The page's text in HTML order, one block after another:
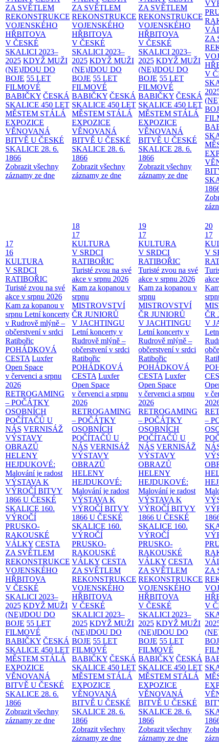
ZA SVĚTLEM
REKONSTRUKCE
VOJENSKÉHO
HŘBITOVA
V ČESKÉ
SKALICI 2023–
2025 KDYŽ MUŽI
(NE)JDOU DO
BOJE 55 LET
FILMOVÉ
BABIČKY ČESKÁ
SKALICE 450 LET
MĚSTEM STÁLÁ
EXPOZICE
VĚNOVANÁ
BITVĚ U ČESKÉ
SKALICE 28. 6.
1866
Zobrazit všechny
záznamy ze dne
ZA SVĚTLEM
REKONSTRUKCE
VOJENSKÉHO
HŘBITOVA
V ČESKÉ
SKALICI 2023–
2025 KDYŽ MUŽI
(NE)JDOU DO
BOJE 55 LET
FILMOVÉ
BABIČKY ČESKÁ
SKALICE 450 LET
MĚSTEM STÁLÁ
EXPOZICE
VĚNOVANÁ
BITVĚ U ČESKÉ
SKALICE 28. 6.
1866
Zobrazit všechny
záznamy ze dne
ZA SVĚTLEM
REKONSTRUKCE
VOJENSKÉHO
HŘBITOVA
V ČESKÉ
SKALICI 2023–
2025 KDYŽ MUŽI
(NE)JDOU DO
BOJE 55 LET
FILMOVÉ
BABIČKY ČESKÁ
SKALICE 450 LET
MĚSTEM STÁLÁ
EXPOZICE
VĚNOVANÁ
BITVĚ U ČESKÉ
SKALICE 28. 6.
1866
Zobrazit všechny
záznamy ze dne
ZA
V
17
16
KULTURA
V SRDCI
RATIBOŘIC
Turisté zvou na své
akce v srpnu 2026
Kam za kopanou v
srpnu Letní koncerty
v Rudrově mlýně –
občerstvení v srdci
Ratibořic
POHÁDKOVÁ
CESTA Luxfer
Open Space
v červenci a srpnu
2026
RETROGAMING
– POČÁTKY
OSOBNÍCH
POČÍTAČŮ U
NÁS VERNISÁŽ
VÝSTAVY
OBRAZŮ
HELENY
HEJDUKOVÉ:
Malování je radost
VÝSTAVA K
VÝROČÍ BITVY
1866 U ČESKÉ
SKALICE 160.
VÝROČÍ
PRUSKO-
RAKOUSKÉ
VÁLKY CESTA
ZA SVĚTLEM
REKONSTRUKCE
VOJENSKÉHO
HŘBITOVA
V ČESKÉ
SKALICI 2023–
2025 KDYŽ MUŽI
(NE)JDOU DO
BOJE 55 LET
FILMOVÉ
BABIČKY ČESKÁ
SKALICE 450 LET
MĚSTEM STÁLÁ
EXPOZICE
VĚNOVANÁ
BITVĚ U ČESKÉ
SKALICE 28. 6.
1866
Zobrazit všechny
záznamy ze dne
18
17
KULTURA
V SRDCI
RATIBOŘIC
Turisté zvou na své
akce v srpnu 2026
Kam za kopanou v
srpnu
MISTROVSTVÍ
ČR JUNIORŮ
V JACHTINGU
Letní koncerty v
Rudrově mlýně –
občerstvení v srdci
Ratibořic
POHÁDKOVÁ
CESTA Luxfer
Open Space
v červenci a srpnu
2026
RETROGAMING
– POČÁTKY
OSOBNÍCH
POČÍTAČŮ U
NÁS VERNISÁŽ
VÝSTAVY
OBRAZŮ
HELENY
HEJDUKOVÉ:
Malování je radost
VÝSTAVA K
VÝROČÍ BITVY
1866 U ČESKÉ
SKALICE 160.
VÝROČÍ
PRUSKO-
RAKOUSKÉ
VÁLKY CESTA
ZA SVĚTLEM
REKONSTRUKCE
VOJENSKÉHO
HŘBITOVA
V ČESKÉ
SKALICI 2023–
2025 KDYŽ MUŽI
(NE)JDOU DO
BOJE 55 LET
FILMOVÉ
BABIČKY ČESKÁ
SKALICE 450 LET
MĚSTEM STÁLÁ
EXPOZICE
VĚNOVANÁ
BITVĚ U ČESKÉ
SKALICE 28. 6.
1866
Zobrazit všechny
záznamy ze dne
19
17
KULTURA
V SRDCI
RATIBOŘIC
Turisté zvou na své
akce v srpnu 2026
Kam za kopanou v
srpnu
MISTROVSTVÍ
ČR JUNIORŮ
V JACHTINGU
Letní koncerty v
Rudrově mlýně –
občerstvení v srdci
Ratibořic
POHÁDKOVÁ
CESTA Luxfer
Open Space
v červenci a srpnu
2026
RETROGAMING
– POČÁTKY
OSOBNÍCH
POČÍTAČŮ U
NÁS VERNISÁŽ
VÝSTAVY
OBRAZŮ
HELENY
HEJDUKOVÉ:
Malování je radost
VÝSTAVA K
VÝROČÍ BITVY
1866 U ČESKÉ
SKALICE 160.
VÝROČÍ
PRUSKO-
RAKOUSKÉ
VÁLKY CESTA
ZA SVĚTLEM
REKONSTRUKCE
VOJENSKÉHO
HŘBITOVA
V ČESKÉ
SKALICI 2023–
2025 KDYŽ MUŽI
(NE)JDOU DO
BOJE 55 LET
FILMOVÉ
BABIČKY ČESKÁ
SKALICE 450 LET
MĚSTEM STÁLÁ
EXPOZICE
VĚNOVANÁ
BITVĚ U ČESKÉ
SKALICE 28. 6.
1866
Zobrazit všechny
záznamy ze dne
20
17
V
ČR
V
v
–
ZA
V